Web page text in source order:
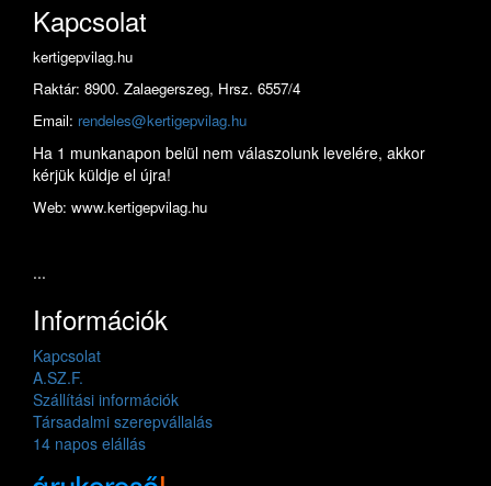
Kapcsolat
kertigepvilag.hu
Raktár: 8900. Zalaegerszeg, Hrsz. 6557/4
Email: rendeles@kertigepvilag.hu
Ha 1 munkanapon belül nem válaszolunk levelére, akkor
kérjük küldje el újra!
Web: www.kertigepvilag.hu
...
Információk
Kapcsolat
A.SZ.F.
Szállítási információk
Társadalmi szerepvállalás
14 napos elállás